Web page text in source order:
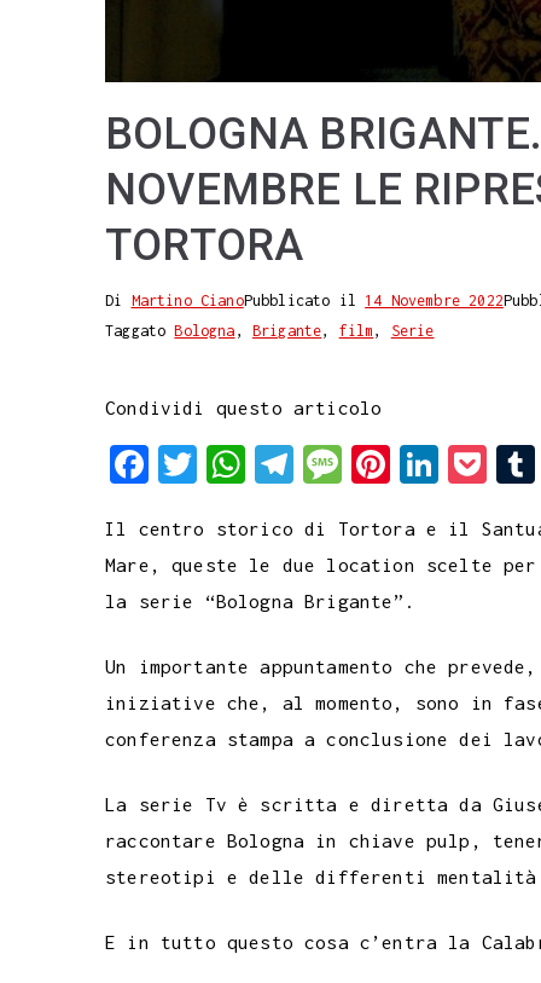
BOLOGNA
NOVEMBRE LE
TORTORA
Di Martino CianoPubblicato il 14 Novembre 2022
TaggatoBologna , Brigante, film , Serie
Condividi questo articolo
F
c
e
b
o
o
k
T
i
t
t
e
r
W
a
t
s
A
p
p
T
l
e
g
r
a
m
M
s
s
a
g
e
P
n
t
e
r
e
s
L
n
k
d
I
n
c
k
t
Il centro storico di Tortora e il
Mare, queste le due location scelte
la serie “Bologna Brigante”.
Un importante appuntamento che
iniziative che, al momento, sono in
conferenza stampa a conclusione dei
La serie Tv è scritta e diretta da
raccontare Bologna in chiave pulp,
stereotipi e delle differenti
E in tutto questo cosa c’entra la